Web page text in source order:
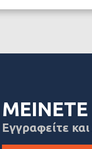
Εγγραφείτε